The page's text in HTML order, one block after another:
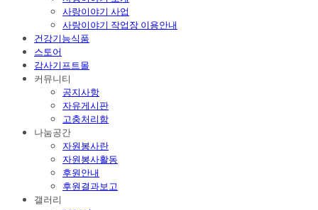
사랑이야기 사업
사랑이야기 작업장 이용안내
건강기능식품
스토어
감사기프트몰
커뮤니티
공지사항
자유게시판
고충처리함
나눔공간
자원봉사란
자원봉사활동
후원안내
후원결과보고
갤러리